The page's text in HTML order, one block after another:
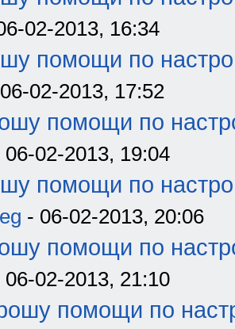
02-2013, 16:34
помощи по
02-2013, 17:52
помощи по
06-02-2013, 19:04
помощи по
- 06-02-2013, 20:06
помощи по
06-02-2013, 21:10
помощи по